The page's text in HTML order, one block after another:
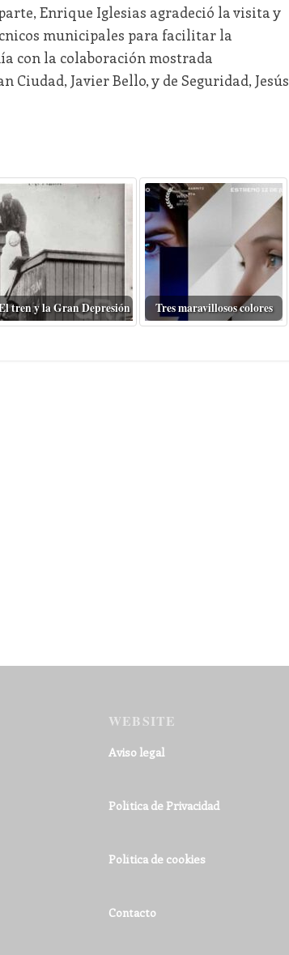
Enrique Iglesias agradeció la visita y
municipales para facilitar la
con la colaboración mostrada
Javier Bello, y de Seguridad, Jesús
tren y la Gran Depresión Tres maravillosos colores
WEBSITE
Aviso legal
Política de Privacidad
Política de cookies
Contacto